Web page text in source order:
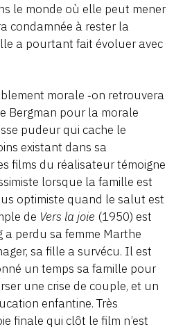
le monde où elle peut mener
condamnée à rester la
a pourtant fait évoluer avec
morale ‑on retrouvera
Bergman pour la morale
pudeur qui cache le
existant dans sa
films du réalisateur témoigne
lorsque la famille est
optimiste quand le salut est
de Vers la joie (1950) est
a perdu sa femme Marthe
sa fille a survécu. Il est
un temps sa famille pour
une crise de couple, et un
enfantine. Très
finale qui clôt le film n’est